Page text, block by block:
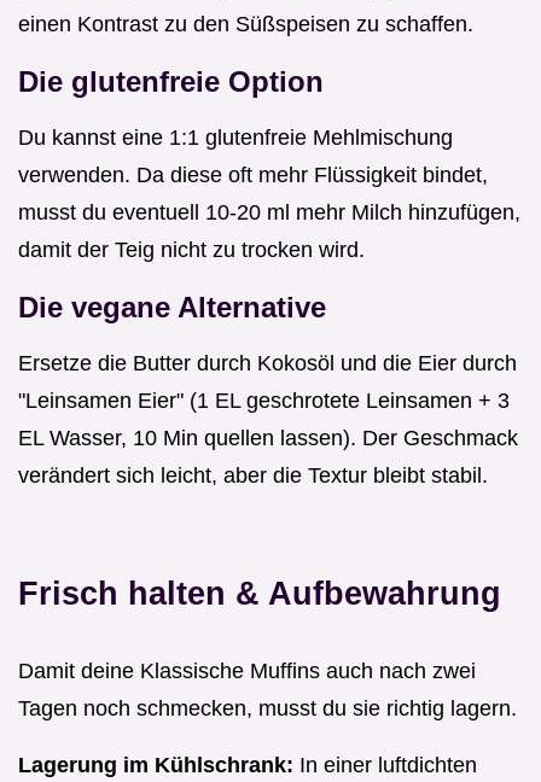
einen Kontrast zu den Süßspeisen zu schaffen.
Die glutenfreie Option
Du kannst eine 1:1 glutenfreie Mehlmischung
verwenden. Da diese oft mehr Flüssigkeit bindet,
musst du eventuell 10-20 ml mehr Milch hinzufügen,
damit der Teig nicht zu trocken wird.
Die vegane Alternative
Ersetze die Butter durch Kokosöl und die Eier durch
"Leinsamen Eier" (1 EL geschrotete Leinsamen + 3
EL Wasser, 10 Min quellen lassen). Der Geschmack
verändert sich leicht, aber die Textur bleibt stabil.
Frisch halten & Aufbewahrung
Damit deine Klassische Muffins auch nach zwei
Tagen noch schmecken, musst du sie richtig lagern.
Lagerung im Kühlschrank: In einer luftdichten